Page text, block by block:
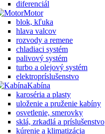
diferenciál
Motor
blok, kľuka
hlava valcov
rozvody a remene
chladiaci systém
palivový systém
turbo a olejový systém
elektropríslušenstvo
Kabína
karoséria a plasty
uloženie a pruženie kabíny
osvetlenie, smerovky
sklá, zrkadlá a príslušenstvo
kúrenie a klimatizácia